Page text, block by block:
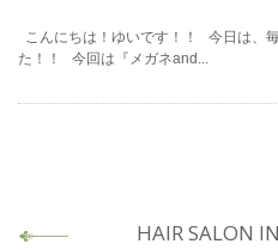
こんにちは！ゆいです！！ 今日は、
た！！ 今回は『メガネand...
HAIR SALON